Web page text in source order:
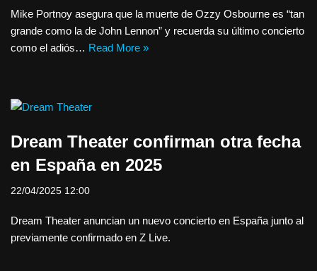
Mike Portnoy asegura que la muerte de Ozzy Osbourne es “tan
grande como la de John Lennon” y recuerda su último concierto
como el adiós… Read More »
Dream Theater confirman otra fecha
en España en 2025
22/04/2025 12:00
Dream Theater anuncian un nuevo concierto en España junto al
previamente confirmado en Z Live.